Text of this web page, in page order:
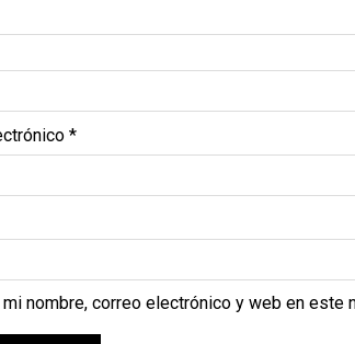
*
mi nombre, correo electrónico y web en este